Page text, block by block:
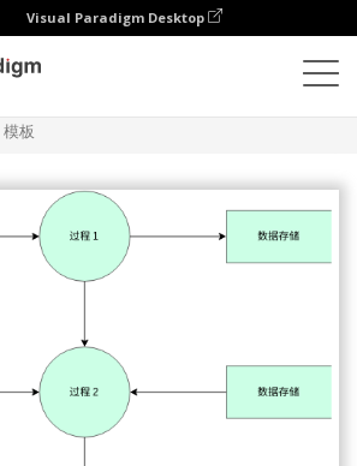
Visual Paradigm Desktop
板